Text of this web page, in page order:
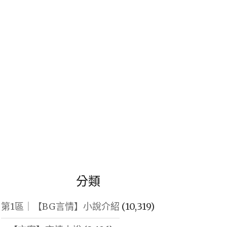
分類
第1區｜【BG言情】小說介紹 (10,319)